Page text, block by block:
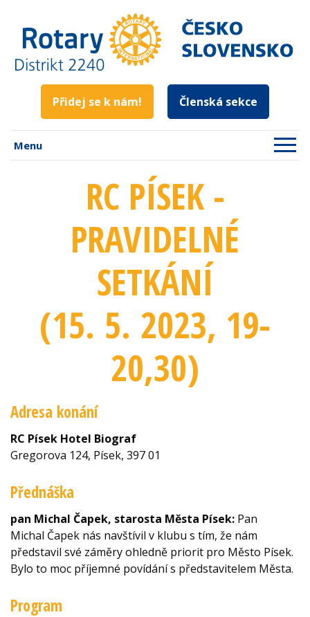
Přidej se k nám! Členská sekce
Menu
RC PÍSEK -
PRAVIDELNÉ
SETKÁNÍ
(15. 5. 2023, 19-
20,30)
Adresa konání
RC Písek Hotel Biograf
Gregorova 124, Písek, 397 01
Přednáška
pan Michal Čapek, starosta Města Písek: Pan
Michal Čapek nás navštívil v klubu s tím, že nám
představil své záměry ohledně priorit pro Město Písek.
Bylo to moc příjemné povídání s představitelem Města.
Program